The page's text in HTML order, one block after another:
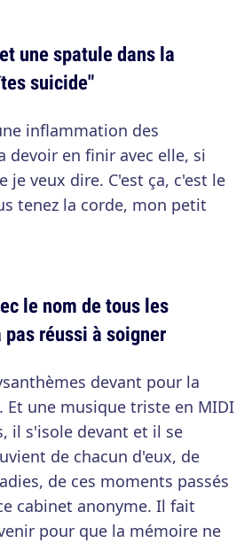
une spatule dans la
suicide"
inflammation des
devoir en finir avec elle, si
je veux dire. C'est ça, c'est le
tenez la corde, mon petit
le nom de tous les
réussi à soigner
devant pour la
une musique triste en MIDI
il s'isole devant et il se
de chacun d'eux, de
de ces moments passés
cabinet anonyme. Il fait
pour que la mémoire ne